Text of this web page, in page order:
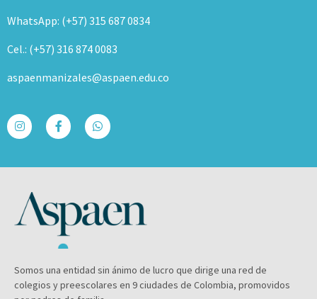
WhatsApp: (+57) 315 687 0834
Cel.: (+57) 316 874 0083
aspaenmanizales@aspaen.edu.co
Somos una entidad sin ánimo de lucro que dirige una red de
colegios y preescolares en 9 ciudades de Colombia, promovidos